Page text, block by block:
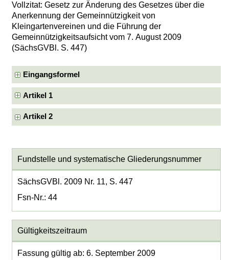
Vollzitat: Gesetz zur Änderung des Gesetzes über die
Anerkennung der Gemeinnützigkeit von
Kleingartenvereinen und die Führung der
Gemeinnützigkeitsaufsicht vom 7. August 2009
(SächsGVBl. S. 447)
Eingangsformel
Artikel 1
Artikel 2
Fundstelle und systematische Gliederungsnummer
SächsGVBl. 2009 Nr. 11, S. 447
Fsn-Nr.: 44
Gültigkeitszeitraum
Fassung gültig ab: 6. September 2009